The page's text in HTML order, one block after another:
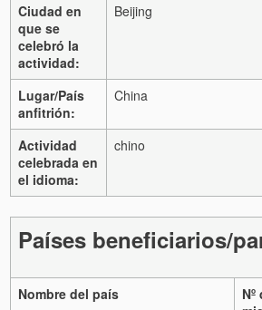
Ciudad en
que se
celebró la
actividad:
Beijing
Lugar/País
anfitrión:
China
Actividad
celebrada en
el idioma:
chino
Países beneficiarios/
Nombre del país
Nº